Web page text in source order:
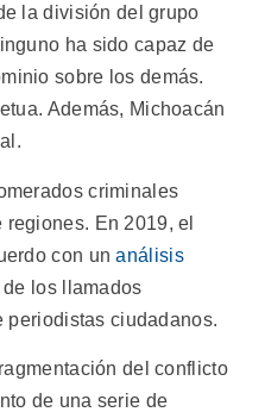
la división del grupo
ha sido capaz de
sobre los demás.
Además, Michoacán
criminales
En 2019, el
con unanálisis
los llamados
periodistas ciudadanos.
del conflicto
de una serie de